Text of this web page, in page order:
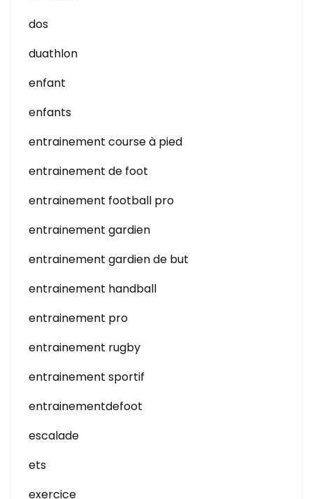
dos
duathlon
enfant
enfants
entrainement course à pied
entrainement de foot
entrainement football pro
entrainement gardien
entrainement gardien de but
entrainement handball
entrainement pro
entrainement rugby
entrainement sportif
entrainementdefoot
escalade
ets
exercice